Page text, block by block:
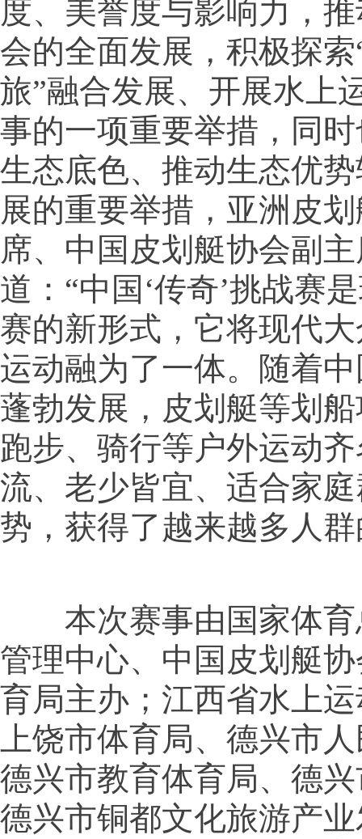
度、美誉度与影响力，
会的全面发展，积极探
旅”融合发展、开展水上
事的一项重要举措，同
生态底色、推动生态优
展的重要举措，亚洲皮
席、中国皮划艇协会副
道：“中国‘传奇’挑战赛
赛的新形式，它将现代
运动融为了一体。随着
蓬勃发展，皮划艇等划
跑步、骑行等户外运动
流、老少皆宜、适合家
势，获得了越来越多人
本次赛事由国家体育
管理中心、中国皮划艇
育局主办；江西省水上
上饶市体育局、德兴市
德兴市教育体育局、德
德兴市铜都文化旅游产